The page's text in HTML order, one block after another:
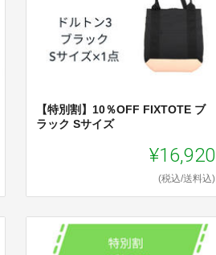
【特別割】10％OFF FIXTOTE ブ
ラック Sサイズ
¥16,920
(税込/送料込)